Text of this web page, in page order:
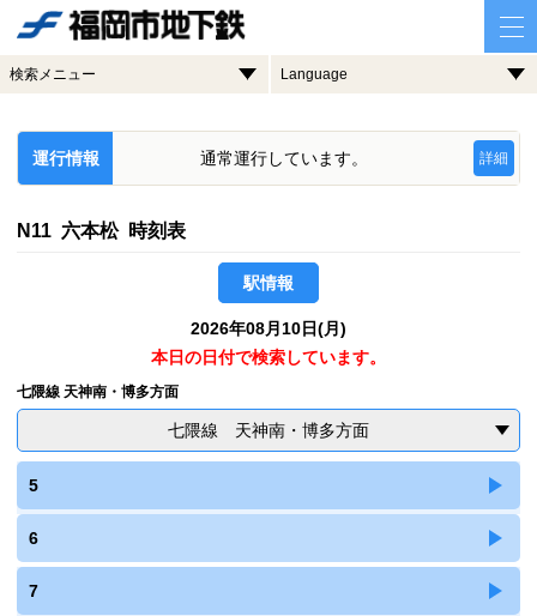
検索メニュー Language
運行情報 通常運行しています。 詳細
N11 六本松 時刻表
駅情報
2026年08月10日(月)
本日の日付で検索しています。
七隈線 天神南・博多方面
七隈線 天神南・博多方面
5
6
7